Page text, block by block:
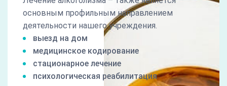
основным профильным направлением
деятельности нашего учреждения.
выезд на дом
медицинское кодирование
стационарное лечение
психологическая реабилитация